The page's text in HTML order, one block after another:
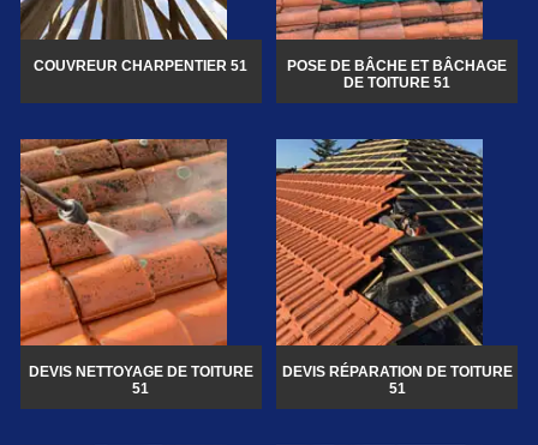
COUVREUR CHARPENTIER 51
POSE DE BÂCHE ET BÂCHAGE
DE TOITURE 51
DEVIS NETTOYAGE DE TOITURE
51
DEVIS RÉPARATION DE TOITURE
51